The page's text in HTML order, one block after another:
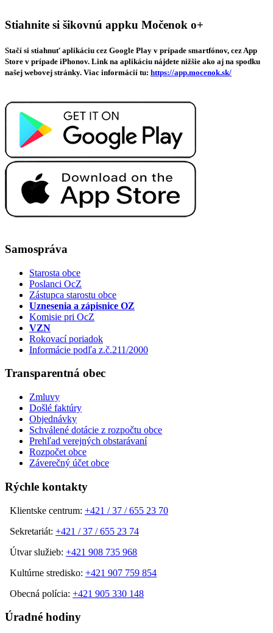
Stiahnite si šikovnú appku Močenok o+
Stačí si stiahnuť aplikáciu cez Google Play v prípade smartfónov, cez App
Store v prípade iPhonov. Link na aplikáciu nájdete nižšie ako aj na spodku
našej webovej stránky. Viac informácií tu: https://app.mocenok.sk/
Samospráva
Starosta obce
Poslanci OcZ
Zástupca starostu obce
Uznesenia a zápisnice OZ
Komisie pri OcZ
VZN
Rokovací poriadok
Informácie podľa z.č.211/2000
Transparentná obec
Zmluvy
Došlé faktúry
Objednávky
Schválené dotácie z rozpočtu obce
Prehľad verejných obstarávaní
Rozpočet obce
Záverečný účet obce
Rýchle kontakty
Klientske centrum: +421 / 37 / 655 23 70
Sekretariát: +421 / 37 / 655 23 74
Útvar služieb: +421 908 735 968
Kultúrne stredisko: +421 907 759 854
Obecná polícia: +421 905 330 148
Úradné hodiny